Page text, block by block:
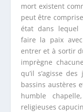
mort existent
peut être
état dans lequel
faire la paix
entrer et à sortir
imprègne
qu’il s’agisse
bassins austères
humble
religieuses